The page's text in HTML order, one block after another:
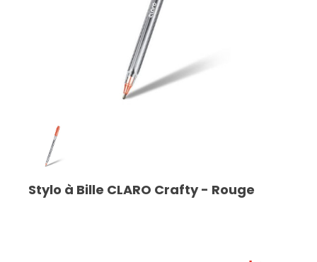
Stylo à Bille CLARO Crafty - Rouge